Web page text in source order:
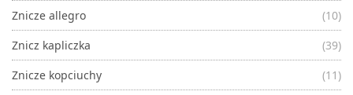
Znicze allegro
(10)
Znicz kapliczka
(39)
Znicze kopciuchy
(11)